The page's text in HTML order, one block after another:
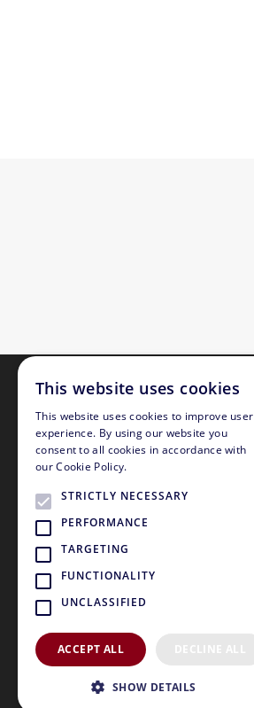
This website uses cookies
This website uses cookies to improve user
experience. By using our website you
consent to all cookies in accordance with
our Cookie Policy.
STRICTLY NECESSARY
PERFORMANCE
TARGETING
FUNCTIONALITY
UNCLASSIFIED
ACCEPT ALL
SHOW DETAILS